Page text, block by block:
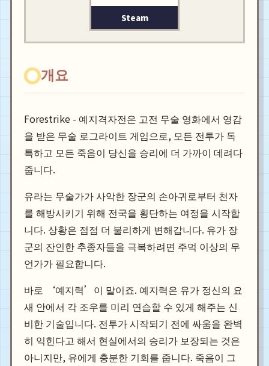
Steam
개요
Forestrike - 예지격자전은 고전 무술 영화에서 영감
을 받은 무술 로그라이트 게임으로, 모든 전투가 독
특하고 모든 죽음이 당신을 승리에 더 가까이 데려다
줍니다.
유라는 무술가가 사악한 장군의 손아귀로부터 천자
를 해방시키기 위해 전국을 횡단하는 여정을 시작합
니다. 상황은 점점 더 불리하게 변해갑니다. 유가 장
군의 잔인한 추종자들을 극복하려면 주먹 이상의 무
언가가 필요합니다.
바로 ‘예지력’이 말이죠. 예지력은 유가 정신의 요
새 안에서 각 조우를 미리 연습할 수 있게 해주는 신
비한 기술입니다. 전투가 시작되기 전에 싸움을 완벽
히 익힌다고 해서 현실에서의 승리가 보장되는 것은
아니지만, 유에게 충분한 기회를 줍니다. 죽음이 그